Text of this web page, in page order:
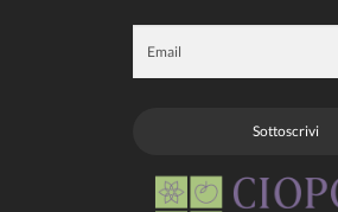
Sottoscrivi